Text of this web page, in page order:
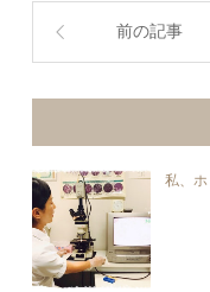
前の記事
私、